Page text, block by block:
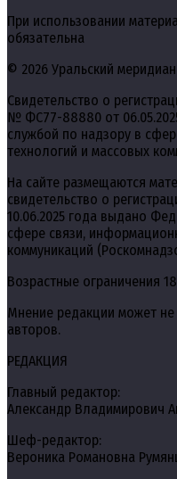
При использовании
обязательна
© 2026 Уральский меридиан
Свидетельство о
№ ФС77-88880 от
службой по надзору в
технологий и массовых
На сайте размещаются
свидетельство о
10.06.2025 года выдано
сфере связи,
коммуникаций
Возрастные ограничения
Мнение редакции может не
авторов.
РЕДАКЦИЯ
Главный редактор:
Александр Владимирович
Шеф-редактор:
Вероника Романовна